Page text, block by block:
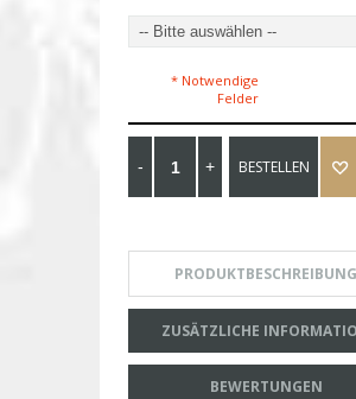
* Notwendige
Felder
BESTELLEN
PRODUKTBESCHREIBUNG
ZUSÄTZLICHE
BEWERTUNGEN